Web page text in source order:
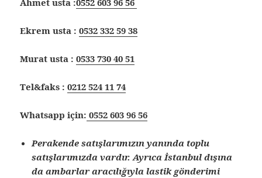
Ahmet usta :0552 603 96 56
Ekrem usta :0532 332 59 38
Murat usta :0533 730 40 51
Tel&faks :0212 524 11 74
Whatsapp için: 0552 603 96 56
Perakende satışlarımızın yanında toplu
satışlarımızda vardır. Ayrıca İstanbul dışına
da ambarlar aracılığıyla lastik gönderimi